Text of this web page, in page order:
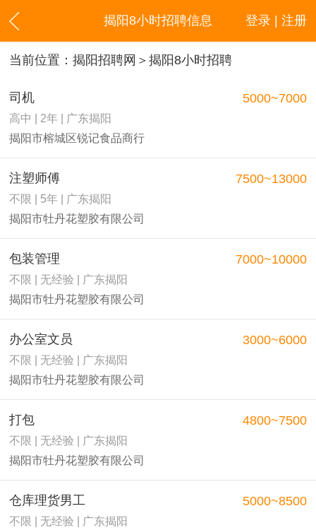
登录 | 注册
揭阳8小时招聘信息
当前位置： 揭阳招聘网 ＞揭阳8小时招聘
司机
高中 | 2年 | 广东揭阳
揭阳市榕城区锐记食品商行
5000~7000
注塑师傅
不限 | 5年 | 广东揭阳
揭阳市牡丹花塑胶有限公司
7500~13000
包装管理
不限 | 无经验 | 广东揭阳
揭阳市牡丹花塑胶有限公司
7000~10000
办公室文员
不限 | 无经验 | 广东揭阳
揭阳市牡丹花塑胶有限公司
3000~6000
打包
不限 | 无经验 | 广东揭阳
揭阳市牡丹花塑胶有限公司
4800~7500
仓库理货男工
不限 | 无经验 | 广东揭阳
5000~8500